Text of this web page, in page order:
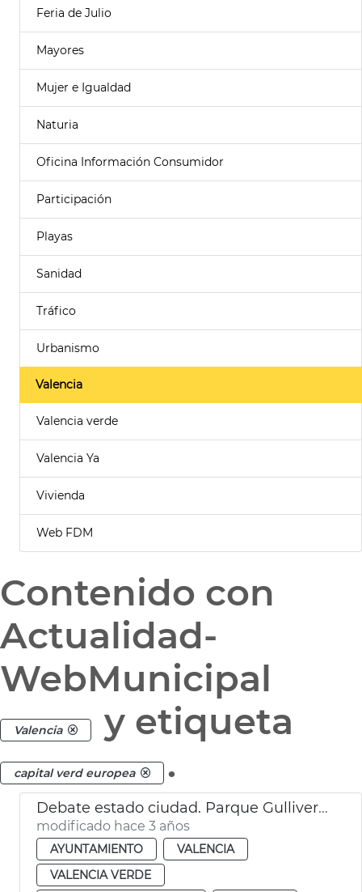
Feria de Julio
Mayores
Mujer e Igualdad
Naturia
Oficina Información Consumidor
Participación
Playas
Sanidad
Tráfico
Urbanismo
Valencia
Valencia verde
Valencia Ya
Vivienda
Web FDM
Contenido con
Actualidad-
WebMunicipal
Valencia y etiqueta
capital verd europea .
Debate estado ciudad. Parque Gulliver, energía y movilidad
modificado hace 3 años
AYUNTAMIENTO
VALENCIA
VALENCIA VERDE